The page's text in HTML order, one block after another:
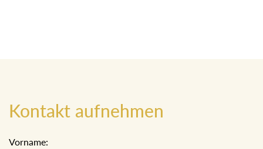
Kontakt aufnehmen
Vorname: